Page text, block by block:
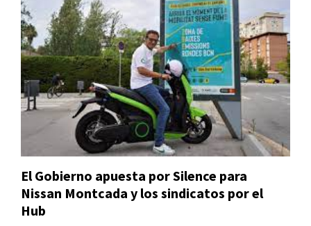
El Gobierno apuesta por Silence para
Nissan Montcada y los sindicatos por el
Hub